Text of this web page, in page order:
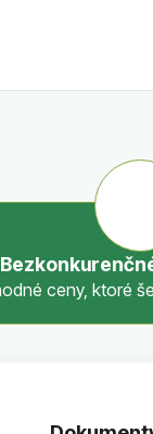
ceny, ktoré